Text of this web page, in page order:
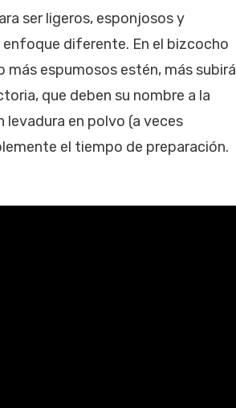
ser ligeros, esponjosos y
enfoque diferente. En el bizcocho
más espumosos estén, más subirá
que deben su nombre a la
levadura en polvo (a veces
el tiempo de preparación.